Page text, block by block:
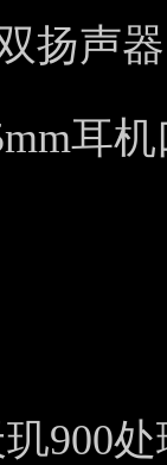
扬声
耳
900